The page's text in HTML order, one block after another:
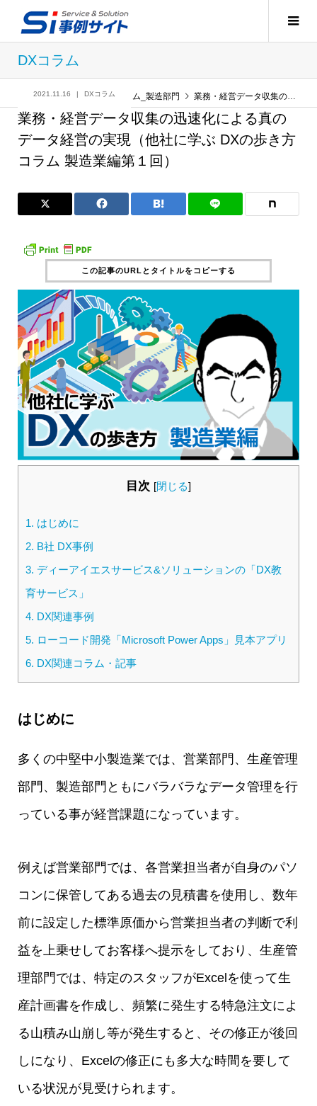
DXコラム
記事 DXコラム , コラム_製造部門 業務・経営データ収集の迅速化による真のデータ経営の実現（他社に学ぶ DXの歩き方コラム 製造業編第１回）
2021.11.16 DXコラム
業務・経営データ収集の迅速化による真の
データ経営の実現（他社に学ぶ DXの歩き方
コラム 製造業編第１回）
この記事のURLとタイトルをコピーする
目次 [閉じる]
1. はじめに
2. B社 DX事例
3. ディーアイエスサービス&ソリューションの「DX教
育サービス」
4. DX関連事例
5. ローコード開発「Microsoft Power Apps」見本アプリ
6. DX関連コラム・記事
はじめに
多くの中堅中小製造業では、営業部門、生産管理
部門、製造部門ともにバラバラなデータ管理を行
っている事が経営課題になっています。
例えば営業部門では、各営業担当者が自身のパソ
コンに保管してある過去の見積書を使用し、数年
前に設定した標準原価から営業担当者の判断で利
益を上乗せしてお客様へ提示をしており、生産管
理部門では、特定のスタッフがExcelを使って生
産計画書を作成し、頻繁に発生する特急注文によ
る山積み山崩し等が発生すると、その修正が後回
しになり、Excelの修正にも多大な時間を要して
いる状況が見受けられます。